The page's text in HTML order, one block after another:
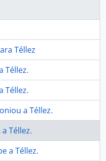
Téllez
Téllez.
Téllez.
a Téllez.
Téllez.
a Téllez.